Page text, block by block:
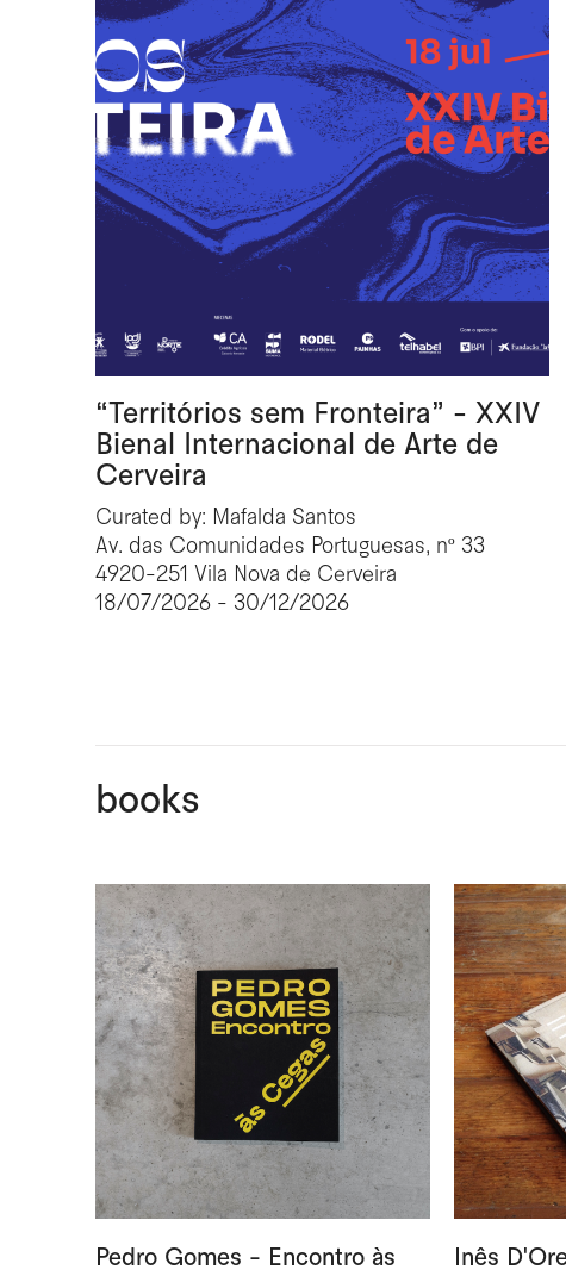
“Territórios sem Fronteira” - XXIV
Bienal Internacional de Arte de
Cerveira
Curated by: Mafalda Santos
Av. das Comunidades Portuguesas, nº 33
4920-251 Vila Nova de Cerveira
18/07/2026 - 30/12/2026
books
Pedro Gomes - Encontro às
Inês